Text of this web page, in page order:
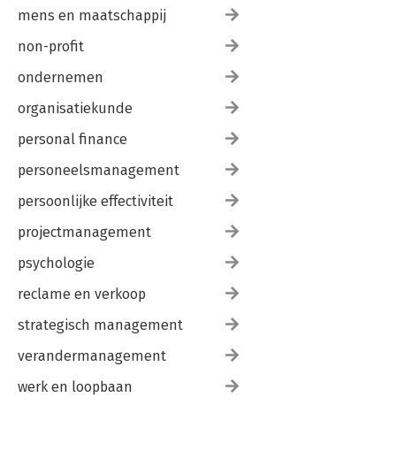
mens en maatschappij
non-profit
ondernemen
organisatiekunde
personal finance
personeelsmanagement
persoonlijke effectiviteit
projectmanagement
psychologie
reclame en verkoop
strategisch management
verandermanagement
werk en loopbaan